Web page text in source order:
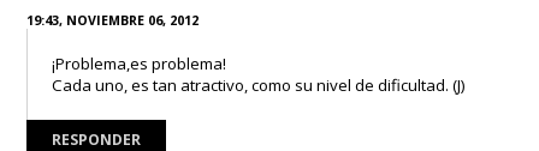
19:43, NOVIEMBRE 06, 2012
¡Problema,es problema!
Cada uno, es tan atractivo, como su nivel de dificultad. (J)
RESPONDER